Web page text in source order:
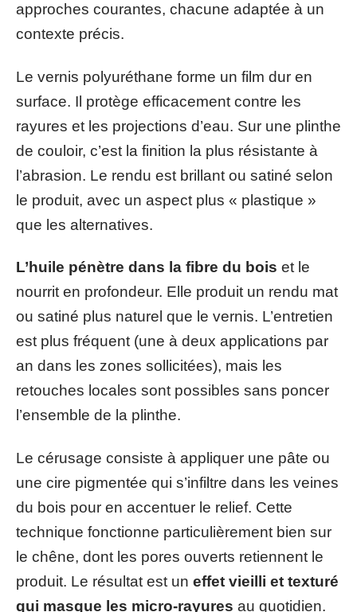
approches courantes, chacune adaptée à un
contexte précis.
Le vernis polyuréthane forme un film dur en
surface. Il protège efficacement contre les
rayures et les projections d’eau. Sur une plinthe
de couloir, c’est la finition la plus résistante à
l’abrasion. Le rendu est brillant ou satiné selon
le produit, avec un aspect plus « plastique »
que les alternatives.
L’huile pénètre dans la fibre du bois et le
nourrit en profondeur. Elle produit un rendu mat
ou satiné plus naturel que le vernis. L’entretien
est plus fréquent (une à deux applications par
an dans les zones sollicitées), mais les
retouches locales sont possibles sans poncer
l’ensemble de la plinthe.
Le cérusage consiste à appliquer une pâte ou
une cire pigmentée qui s’infiltre dans les veines
du bois pour en accentuer le relief. Cette
technique fonctionne particulièrement bien sur
le chêne, dont les pores ouverts retiennent le
produit. Le résultat est un effet vieilli et texturé
qui masque les micro-rayures au quotidien.